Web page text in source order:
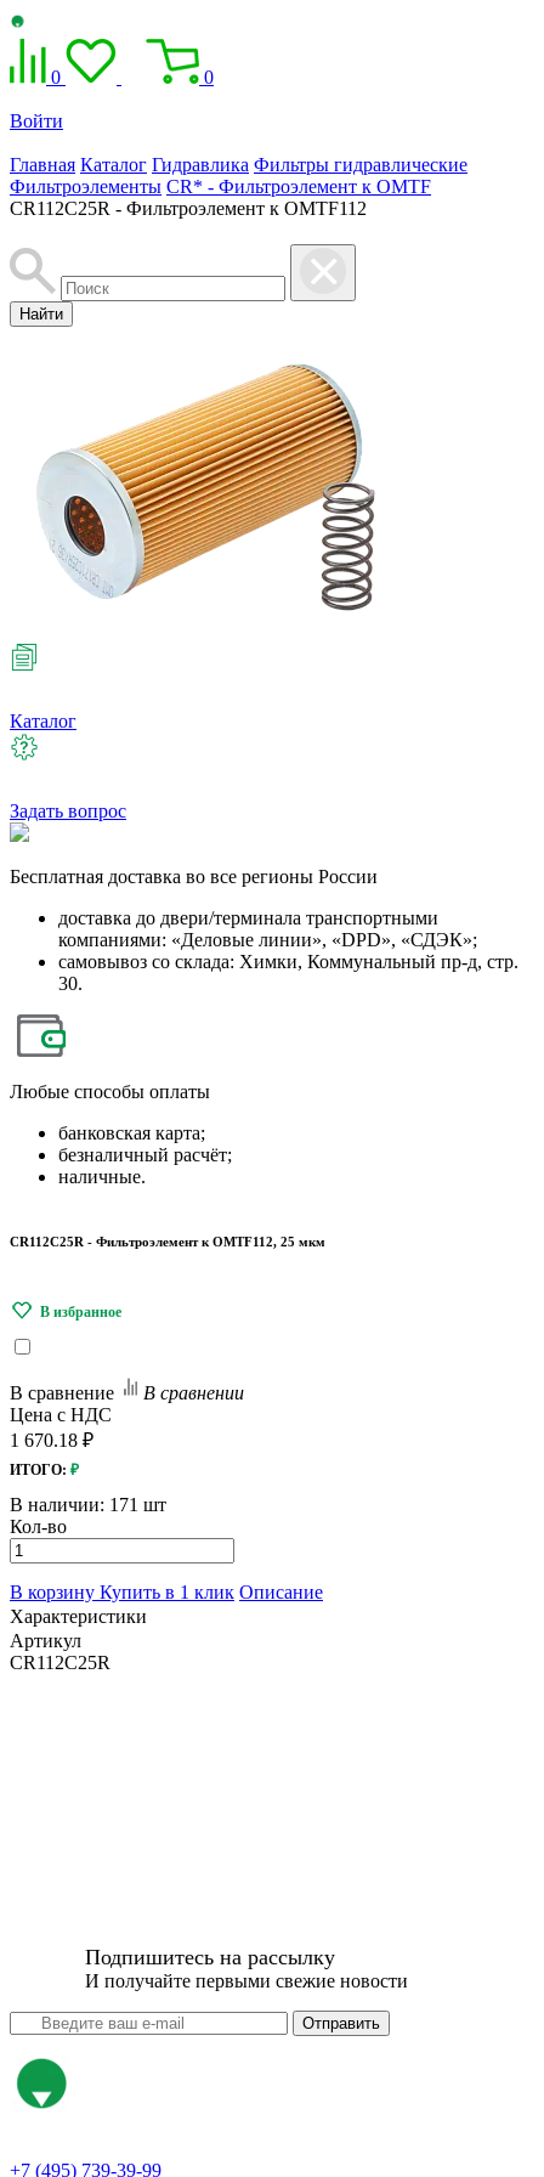
0 0
Войти
Главная Каталог Гидравлика Фильтры гидравлические
Фильтроэлементы CR* - Фильтроэлемент к OMTF
CR112C25R - Фильтроэлемент к OMTF112
Найти
Каталог
Задать вопрос
Бесплатная доставка во все регионы России
доставка до двери/терминала транспортными
компаниями: «Деловые линии», «DPD», «СДЭК»;
самовывоз со склада: Химки, Коммунальный пр-д, стр.
30.
Любые способы оплаты
банковская карта;
безналичный расчёт;
наличные.
CR112C25R - Фильтроэлемент к OMTF112, 25 мкм
В сравнение
В сравнении
Цена с НДС
1 670.18 ₽
ИТОГО: ₽
В наличии: 171 шт
Кол-во
В корзину Купить в 1 клик Описание
Характеристики
Артикул
CR112C25R
Подпишитесь на рассылку
И получайте первыми свежие новости
Отправить
+7 (495) 739-39-99